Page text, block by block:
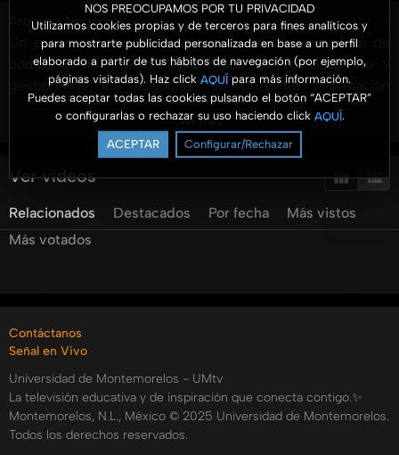
NOS PREOCUPAMOS POR TU PRIVACIDAD
Utilizamos cookies propias y de terceros para fines analíticos y
para mostrarte publicidad personalizada en base a un perfil
elaborado a partir de tus hábitos de navegación (por ejemplo,
páginas visitadas). Haz click AQUÍ para más información.
Puedes aceptar todas las cookies pulsando el botón “ACEPTAR”
o configurarlas o rechazar su uso haciendo click AQUÍ.
ACEPTAR Configurar/Rechazar
Aroma a Negocios
Un programa dirigido a jóvenes y adultos con el fin de
compartir información relacionada con el desarrollo y
gestión de los negocios. Se presenta información
profesional con un enfoque práctico y para ser aterrizado
en las organizaciones.
Tags:
Ver más
Ver vídeos
Relacionados Destacados Por fecha
Más vistos
Más votados
Contáctanos
Señal en Vivo
Universidad de Montemorelos - UMtv
La televisión educativa y de inspiración que conecta contigo.✨
Montemorelos, N.L., México © 2025 Universidad de Montemorelos.
Todos los derechos reservados.